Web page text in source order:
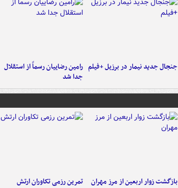
جنجال جدید نیمار در برزیل +فیلم رامین رضاییان رسماً از استقلال
جدا شد
بازگشت زوار اربعین از مرز مهران تمرین رزمی تکاوران ارتش